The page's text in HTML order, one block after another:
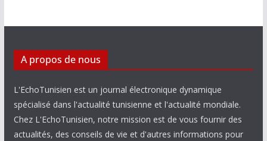
A propos de nous
L'EchoTunisien est un journal électronique dynamique
spécialisé dans l'actualité tunisienne et l'actualité mondiale.
Chez L'EchoTunisien, notre mission est de vous fournir des
actualités, des conseils de vie et d'autres informations pour